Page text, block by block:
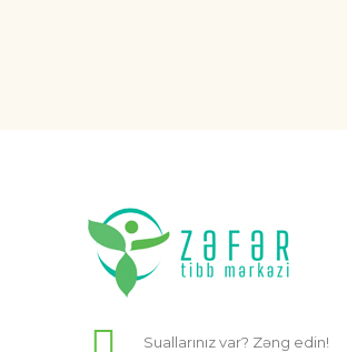
Suallarınız var? Zəng edin!